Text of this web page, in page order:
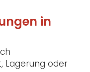
in
Lagerung oder